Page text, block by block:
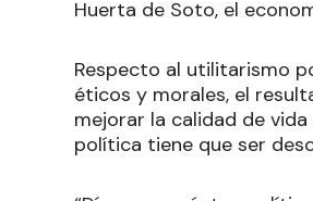
Huerta de Soto, el
Respecto al utilitarismo
éticos y morales, el
mejorar la calidad de
política tiene que ser